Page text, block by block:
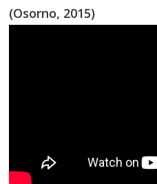
(Osorno, 2015)